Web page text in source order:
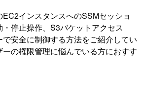
インスタンスへのSSMセッショ
停止操作、S3バケットアクセス
安全に制御する方法をご紹介してい
の権限管理に悩んでいる方におすす